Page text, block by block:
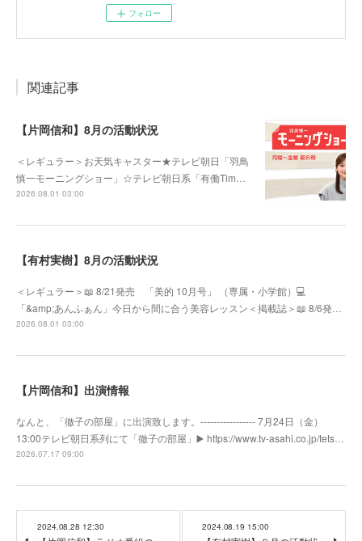
フォロー
関連記事
【片岡信和】8月の活動状況
＜レギュラー＞お天気キャスター★テレビ朝日「羽鳥
慎一モーニングショー」☆テレビ朝日系「有働Tim…
2026.08.01 03:00
【有村実樹】8月の活動状況
＜レギュラー＞📖 8/21発売 「美的 10月号」 （専属・小学館）💻
「&amp;あんふぁん」今日から間に合う美容レッスン＜掲載誌＞📖 8/6発…
2026.08.01 03:00
【片岡信和】出演情報
なんと、「徹子の部屋」に出演致します。----------------- 7月24日（金）
13:00テレビ朝日系列にて「徹子の部屋」▶️ https://www.tv-asahi.co.jp/tets…
2026.07.17 09:00
2024.08.28 12:30 2024.08.19 15:00